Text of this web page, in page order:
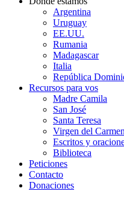
Argentina
Uruguay
EE.UU.
Rumania
Madagascar
Italia
República
Recursos para vos
Madre Camila
San José
Santa Teresa
Virgen del Carmen
Escritos y
Biblioteca
Peticiones
Contacto
Donaciones